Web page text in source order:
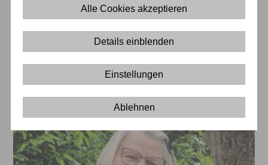
Alle Cookies akzeptieren
Details einblenden
Einstellungen
Ablehnen
Die Geschichte des Maranatha
SeniorenZentrum
50 Jahre SeniorenZentrum
Maranatha